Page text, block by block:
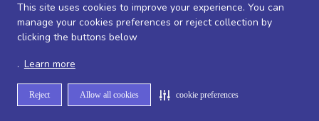
This site uses cookies to improve your experience. You can
manage your cookies preferences or reject collection by
clicking the buttons below
. Learn more
Reject Allow all cookies cookie preferences
divergência com o produto real e todos os pedidos estão sujeitos à
confirmação de dados do cliente. Informações sobre entrega, podem ser
consultadas em “Política de Entregas”